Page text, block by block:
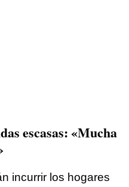
escasas: «Mucha
incurrir los hogares